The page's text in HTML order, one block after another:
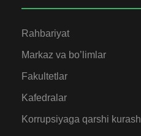
Rahbariyat
Markaz va bo’limlar
Fakultetlar
Kafedralar
Korrupsiyaga qarshi kurash